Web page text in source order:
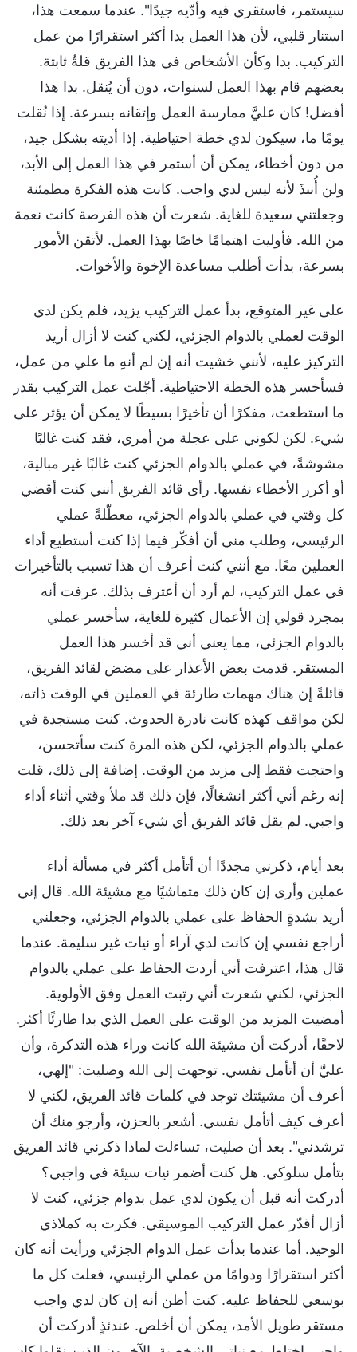
سيستمر، فاستقري فيه وأدّيه جيدًا". عندما سمعت هذا،
استنار قلبي، لأن هذا العمل بدا أكثر استقرارًا من عمل
التركيب. بدا وكأن الأشخاص في هذا الفريق قلةٌ ثابتة.
بعضهم قام بهذا العمل لسنوات، دون أن يُنقل. بدا هذا
أفضل! كان عليَّ ممارسة العمل وإتقانه بسرعة. إذا نُقلت
يومًا ما، سيكون لدي خطة احتياطية. إذا أديته بشكل جيد،
من دون أخطاء، يمكن أن أستمر في هذا العمل إلى الأبد،
ولن أُنبذَ لأنه ليس لدي واجب. كانت هذه الفكرة مطمئنة
وجعلتني سعيدة للغاية. شعرت أن هذه الفرصة كانت نعمة
من الله. فأوليت اهتمامًا خاصًا بهذا العمل. لأتقن الأمور
بسرعة، بدأت أطلب مساعدة الإخوة والأخوات.
على غير المتوقع، بدأ عمل التركيب يزيد، فلم يكن لدي
الوقت لعملي بالدوام الجزئي، لكني كنت لا أزال أريد
التركيز عليه، لأنني خشيت أنه إن لم أنهِ ما علي من عمل،
فسأخسر هذه الخطة الاحتياطية. أجّلت عمل التركيب بقدر
ما استطعت، مفكرًا أن تأخيرًا بسيطًا لا يمكن أن يؤثر على
شيء. لكن لكوني على عجلة من أمري، فقد كنت غالبًا
مشوشةً، في عملي بالدوام الجزئي كنت غالبًا غير مبالية،
أو أكرر الأخطاء نفسها. رأى قائد الفريق أنني كنت أقضي
كل وقتي في عملي بالدوام الجزئي، معطّلةً عملي
الرئيسي، وطلب مني أن أفكّر فيما إذا كنت أستطيع أداء
العملين معًا. مع أنني كنت أعرف أن هذا تسبب بالتأخيرات
في عمل التركيب، لم أرد أن أعترف بذلك. عرفت أنه
بمجرد قولي إن الأعمال كثيرة للغاية، سأخسر عملي
بالدوام الجزئي، مما يعني أني قد أخسر هذا العمل
المستقر. قدمت بعض الأعذار على مضض لقائد الفريق،
قائلةً إن هناك مهمات طارئة في العملين في الوقت ذاته،
لكن مواقف كهذه كانت نادرة الحدوث. كنت مستجدة في
عملي بالدوام الجزئي، لكن هذه المرة كنت سأتحسن،
واحتجت فقط إلى مزيد من الوقت. إضافة إلى ذلك، قلت
إنه رغم أني أكثر انشغالًا، فإن ذلك قد ملأ وقتي أثناء أداء
واجبي. لم يقل قائد الفريق أي شيء آخر بعد ذلك.
بعد أيام، ذكرني مجددًا أن أتأمل أكثر في مسألة أداء
عملين وأرى إن كان ذلك متماشيًا مع مشيئة الله. قال إني
أريد بشدةٍ الحفاظ على عملي بالدوام الجزئي، وجعلني
أراجع نفسي إن كانت لدي آراء أو نيات غير سليمة. عندما
قال هذا، اعترفت أني أردت الحفاظ على عملي بالدوام
الجزئي، لكني شعرت أني رتبت العمل وفق الأولوية.
أمضيت المزيد من الوقت على العمل الذي بدا طارئًا أكثر.
لاحقًا، أدركت أن مشيئة الله كانت وراء هذه التذكرة، وأن
عليَّ أن أتأمل نفسي. توجهت إلى الله وصليت: "إلهي،
أعرف أن مشيئتك توجد في كلمات قائد الفريق، لكني لا
أعرف كيف أتأمل نفسي. أشعر بالحزن، وأرجو منك أن
ترشدني". بعد أن صليت، تساءلت لماذا ذكرني قائد الفريق
بتأمل سلوكي. هل كنت أضمر نيات سيئة في واجبي؟
أدركت أنه قبل أن يكون لدي عمل بدوام جزئي، كنت لا
أزال أقدّر عمل التركيب الموسيقي. فكرت به كملاذي
الوحيد. أما عندما بدأت عمل الدوام الجزئي ورأيت أنه كان
أكثر استقرارًا ودوامًا من عملي الرئيسي، فعلت كل ما
بوسعي للحفاظ عليه. كنت أظن أنه إن كان لدي واجب
مستقر طويل الأمد، يمكن أن أخلص. عندئذٍ أدركت أن